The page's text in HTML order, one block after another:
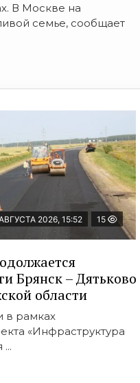
В Москве на
семье, сообщает
2026, 15:52 15
Брянск – Дятьково
области
в рамках
«Инфраструктура